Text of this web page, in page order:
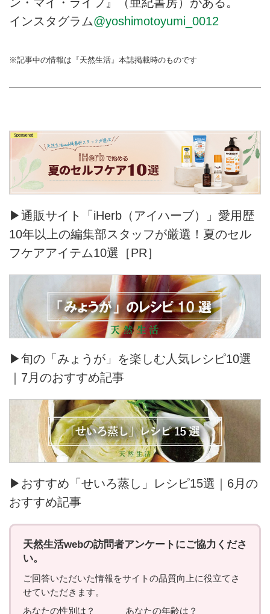
インスタグラム@yoshimotoyumi_0012
※記事中の情報は『天然生活』本誌掲載時のものです
▶通販サイト「iHerb（アイハーブ）」愛用歴
10年以上の編集部スタッフが厳選！夏のセル
フケアアイテム10選［PR］
▶旬の「みょうが」を楽しむ人気レシピ10選
｜7月のおすすめ記事
▶おすすめ「せいろ蒸し」レシピ15選｜6月の
おすすめ記事